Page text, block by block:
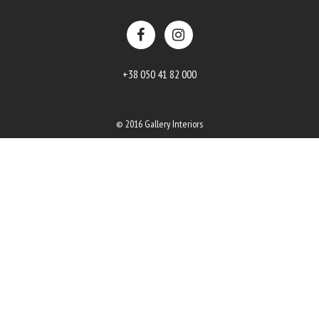
+38 050 41 82 000
© 2016 Gallery Interiors